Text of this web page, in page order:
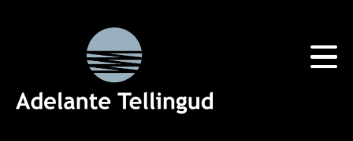
Метка:Аренда навесов
Tag Archives: Аренда навесов